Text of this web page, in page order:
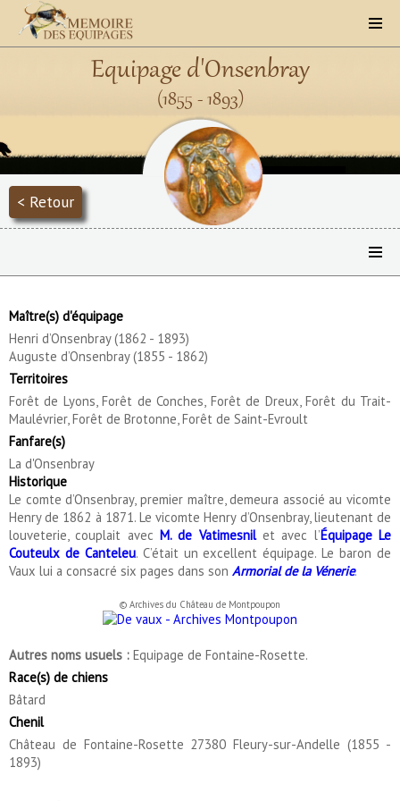
Equipage d'Onsenbray
(1855 - 1893)
< Retour
Maître(s) d'équipage
Henri d’Onsenbray (1862 - 1893)
Auguste d’Onsenbray (1855 - 1862)
Territoires
Forêt de Lyons, Forêt de Conches, Forêt de Dreux, Forêt du Trait-
Maulévrier, Forêt de Brotonne, Forêt de Saint-Evroult
Fanfare(s)
La d'Onsenbray
Historique
Le comte d’Onsenbray, premier maître, demeura associé au vicomte
Henry de 1862 à 1871. Le vicomte Henry d’Onsenbray, lieutenant de
louveterie, couplait avec M. de Vatimesnilet avec l’Équipage Le
Couteulx de Canteleu. C’était un excellent équipage. Le baron de
Vaux lui a consacré six pages dans son Armorial de la Vénerie.
© Archives du Château de Montpoupon
Autres noms usuels : Equipage de Fontaine-Rosette.
Race(s) de chiens
Bâtard
Chenil
Château de Fontaine-Rosette 27380 Fleury-sur-Andelle (1855 -
1893)